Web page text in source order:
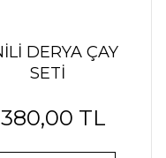
DERYA ÇAY
SETİ
TL